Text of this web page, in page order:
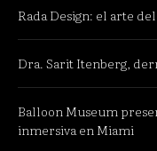
Rada Design: el arte
Dra. Sarit Itenberg,
Balloon Museum
inmersiva en Miami